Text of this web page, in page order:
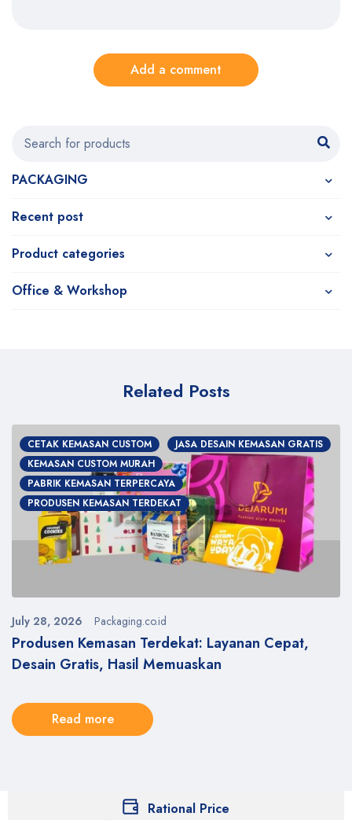
Add a comment
PACKAGING
Recent post
Product categories
Office & Workshop
Related Posts
CETAK KEMASAN CUSTOM
JASA DESAIN KEMASAN GRATIS
KEMASAN CUSTOM MURAH
PABRIK KEMASAN TERPERCAYA
PRODUSEN KEMASAN TERDEKAT
Produsen Kemasan Terdekat: Layanan Cepat,
Desain Gratis, Hasil Memuaskan
July 28, 2026 Packaging.co.id
Read more
Rational Price